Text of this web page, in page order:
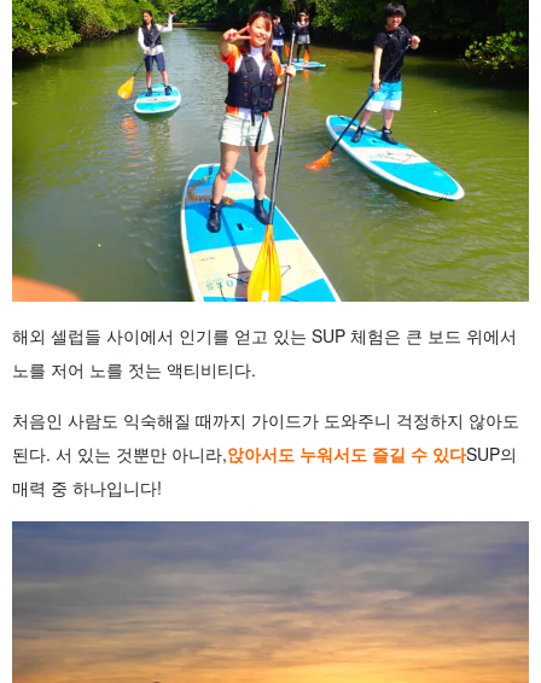
해외 셀럽들 사이에서 인기를 얻고 있는 SUP 체험은 큰 보드 위에서
노를 저어 노를 젓는 액티비티다.
처음인 사람도 익숙해질 때까지 가이드가 도와주니 걱정하지 않아도
된다. 서 있는 것뿐만 아니라,앉아서도 누워서도 즐길 수 있다SUP의
매력 중 하나입니다!